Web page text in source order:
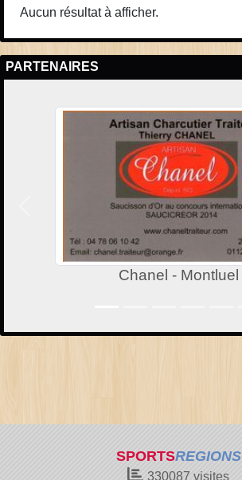
Aucun résultat à afficher.
PARTENAIRES
Chanel - Montluel
SPORTSREGIONS
330087 visites